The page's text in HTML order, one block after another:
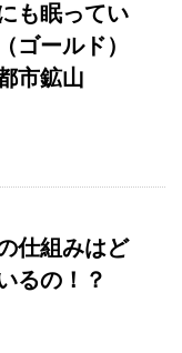
も眠ってい
ゴールド）
市鉱山
仕組みはど
るの！？